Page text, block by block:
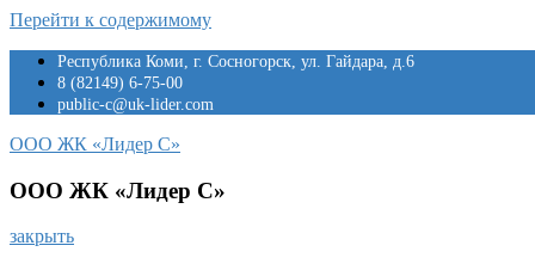
Перейти к содержимому
Республика Коми, г. Сосногорск, ул. Гайдара, д.6
8 (82149) 6-75-00
public-c@uk-lider.com
ООО ЖК «Лидер С»
ООО ЖК «Лидер С»
закрыть